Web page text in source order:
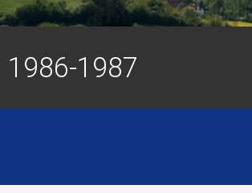
1986-1987